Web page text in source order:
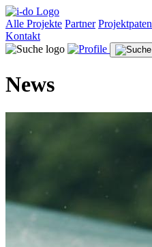
Alle Projekte Partner Projektpaten
Kontakt
News